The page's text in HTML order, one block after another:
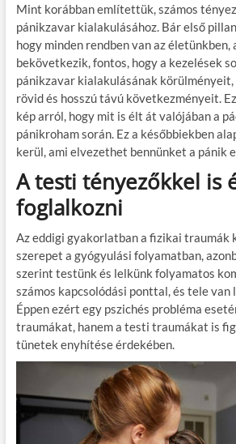
Mint korábban említettük, számos
pánikzavar kialakulásához. Bár első
hogy minden rendben van az életünkben,
bekövetkezik, fontos, hogy a kezelések
pánikzavar kialakulásának
rövid és hosszú távú következményeit.
kép arról, hogy mit is élt át valójában a
pánikroham során. Ez a későbbiekben
kerül, ami elvezethet bennünket a pánik
A testi tényezőkkel is
foglalkozni
Az eddigi gyakorlatban a fizikai traumák
szerepet a gyógyulási folyamatban,
szerint testünk és lelkünk folyamatos
számos kapcsolódási ponttal, és tele van
Éppen ezért egy pszichés probléma
traumákat, hanem a testi traumákat is
tünetek enyhítése érdekében.